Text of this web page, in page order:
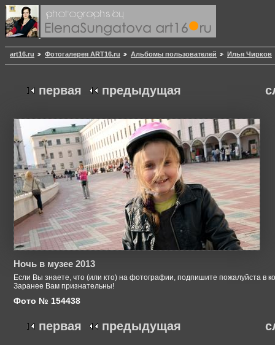
art16.ru Фотогалерея ART16.ru Альбомы пользователей Илья Чирков
первая предыдущая
Ночь в музее 2013
Если Вы знаете, что (или кто) на фотографии, подпишите пожалуйста в
Заранее Вам признательны!
Фото № 154438
первая предыдущая